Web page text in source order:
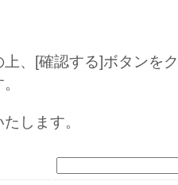
、[確認する]ボタンを
します。